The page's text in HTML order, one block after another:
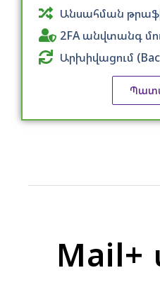
Անսահման
2FA անվտանգ
Արխիվացում